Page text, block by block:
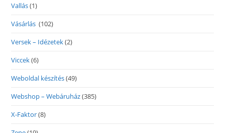
Vallás(1)
Vásárlás (102)
Versek – Idézetek(2)
Viccek(6)
Weboldal készítés(49)
Webshop – Webáruház(385)
X-Faktor(8)